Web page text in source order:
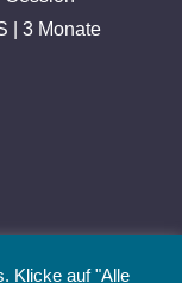
| 3 Monate
Klicke auf "Alle